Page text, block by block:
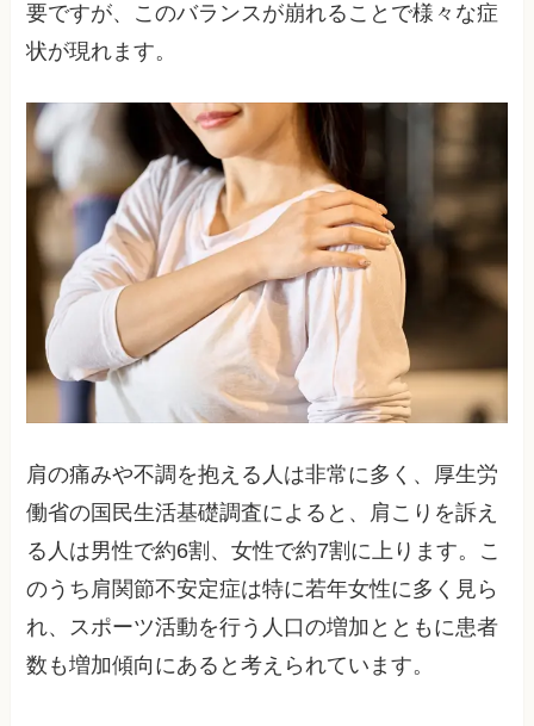
要ですが、このバランスが崩れることで様々な症
状が現れます。
肩の痛みや不調を抱える人は非常に多く、厚生労
働省の国民生活基礎調査によると、肩こりを訴え
る人は男性で約6割、女性で約7割に上ります。こ
のうち肩関節不安定症は特に若年女性に多く見ら
れ、スポーツ活動を行う人口の増加とともに患者
数も増加傾向にあると考えられています。